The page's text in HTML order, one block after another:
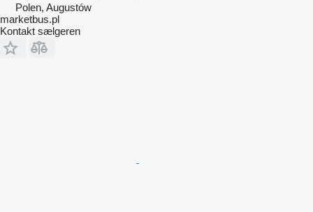
Polen, Augustów
marketbus.pl
Kontakt sælgeren